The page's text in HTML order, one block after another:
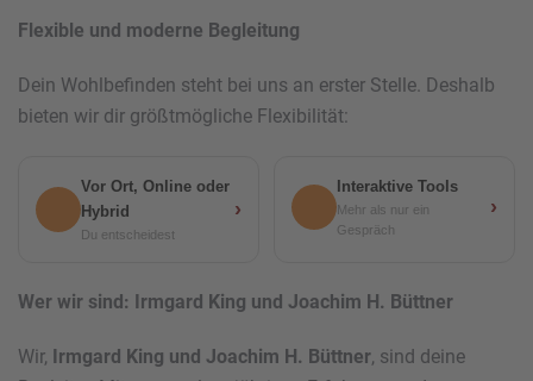
Flexible und moderne Begleitung
Dein Wohlbefinden steht bei uns an erster Stelle. Deshalb
bieten wir dir größtmögliche Flexibilität:
Vor Ort, Online oder
Hybrid
Du entscheidest
›
Interaktive Tools
Mehr als nur ein
Gespräch
›
Wer wir sind: Irmgard King und Joachim H. Büttner
Wir, Irmgard King und Joachim H. Büttner, sind deine